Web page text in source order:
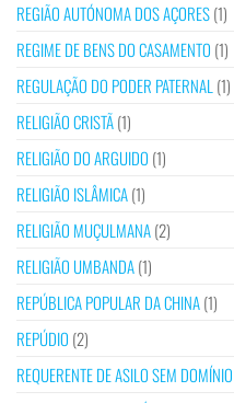
REGIÃO AUTÓNOMA DOS AÇORES(1)
REGIME DE BENS DO CASAMENTO (1)
REGULAÇÃO DO PODER PATERNAL (1)
RELIGIÃO CRISTÃ(1)
RELIGIÃO DO ARGUIDO (1)
RELIGIÃO ISLÂMICA(1)
RELIGIÃO MUÇULMANA(2)
RELIGIÃO UMBANDA(1)
REPÚBLICA POPULAR DA CHINA(1)
REPÚDIO (2)
REQUERENTE DE ASILO SEM